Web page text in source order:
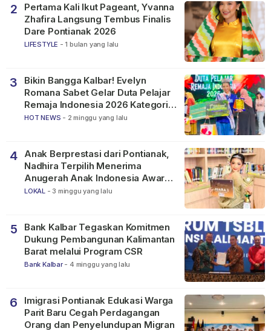
2
Pertama Kali Ikut Pageant, Yvanna
Zhafira Langsung Tembus Finalis
Dare Pontianak 2026
LIFESTYLE - 1 bulan yang lalu
3
Bikin Bangga Kalbar! Evelyn
Romana Sabet Gelar Duta Pelajar
Remaja Indonesia 2026 Kategori
SMP
HOT NEWS - 2 minggu yang lalu
4
Anak Berprestasi dari Pontianak,
Nadhira Terpilih Menerima
Anugerah Anak Indonesia Awards
2026
LOKAL - 3 minggu yang lalu
5
Bank Kalbar Tegaskan Komitmen
Dukung Pembangunan Kalimantan
Barat melalui Program CSR
Bank Kalbar - 4 minggu yang lalu
6
Imigrasi Pontianak Edukasi Warga
Parit Baru Cegah Perdagangan
Orang dan Penyelundupan Migran